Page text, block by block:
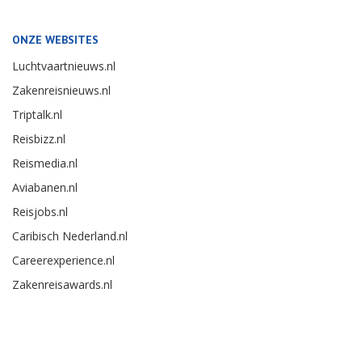
ONZE WEBSITES
Luchtvaartnieuws.nl
Zakenreisnieuws.nl
Triptalk.nl
Reisbizz.nl
Reismedia.nl
Aviabanen.nl
Reisjobs.nl
Caribisch Nederland.nl
Careerexperience.nl
Zakenreisawards.nl